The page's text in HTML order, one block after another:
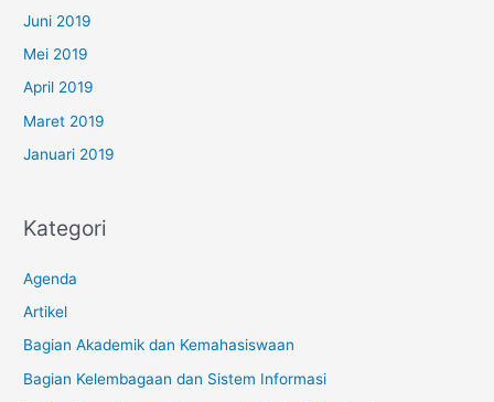
Juni 2019
Mei 2019
April 2019
Maret 2019
Januari 2019
Kategori
Agenda
Artikel
Bagian Akademik dan Kemahasiswaan
Bagian Kelembagaan dan Sistem Informasi